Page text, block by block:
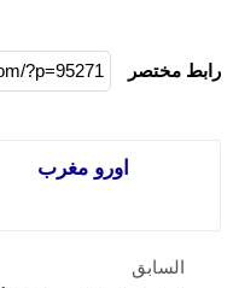
رابط مختصر
اورو مغرب
السابق